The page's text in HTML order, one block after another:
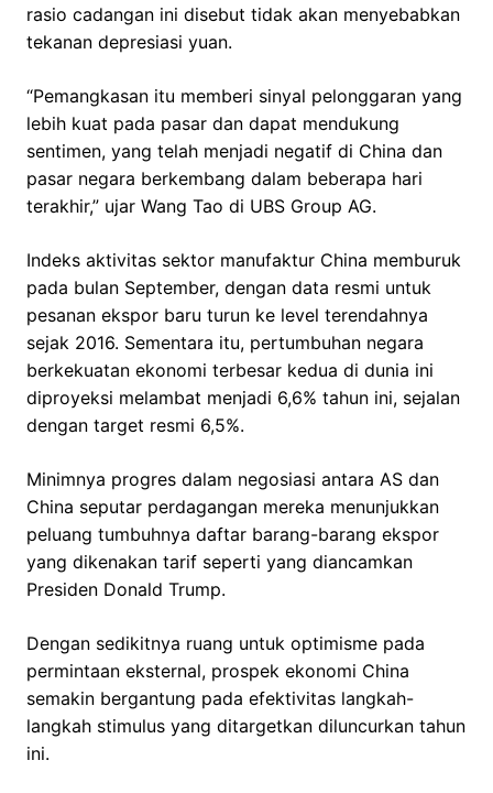
rasio cadangan ini disebut tidak akan menyebabkan
tekanan depresiasi yuan.
“Pemangkasan itu memberi sinyal pelonggaran yang
lebih kuat pada pasar dan dapat mendukung
sentimen, yang telah menjadi negatif di China dan
pasar negara berkembang dalam beberapa hari
terakhir,” ujar Wang Tao di UBS Group AG.
Indeks aktivitas sektor manufaktur China memburuk
pada bulan September, dengan data resmi untuk
pesanan ekspor baru turun ke level terendahnya
sejak 2016. Sementara itu, pertumbuhan negara
berkekuatan ekonomi terbesar kedua di dunia ini
diproyeksi melambat menjadi 6,6% tahun ini, sejalan
dengan target resmi 6,5%.
Minimnya progres dalam negosiasi antara AS dan
China seputar perdagangan mereka menunjukkan
peluang tumbuhnya daftar barang-barang ekspor
yang dikenakan tarif seperti yang diancamkan
Presiden Donald Trump.
Dengan sedikitnya ruang untuk optimisme pada
permintaan eksternal, prospek ekonomi China
semakin bergantung pada efektivitas langkah-
langkah stimulus yang ditargetkan diluncurkan tahun
ini.